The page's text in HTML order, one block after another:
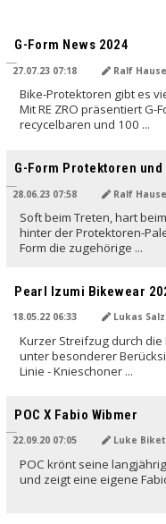
G-Form News 2024
27.07.23 07:18 Ralf
Bike-Protektoren gibt es
Mit RE ZRO präsentiert G-
recycelbaren und 100 ...
G-Form Protektoren und
28.06.23 07:58 Ralf Hauser,
Soft beim Treten, hart
hinter der Protektoren-
Form die zugehörige ...
Pearl Izumi Bikewear
18.05.22 06:33 Lukas
Kurzer Streifzug durch die
unter besonderer
Linie - Knieschoner ...
POC X Fabio Wibmer
22.09.20 07:05 Luke
POC krönt seine
und zeigt eine eigene